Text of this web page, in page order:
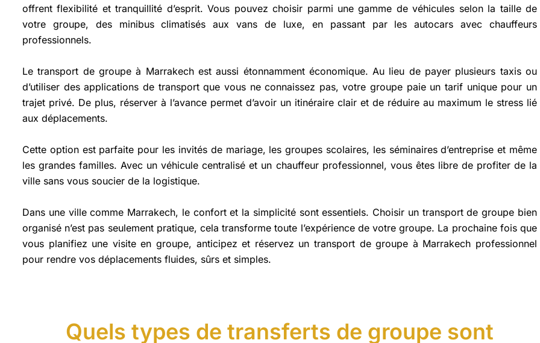
offrent flexibilité et tranquillité d’esprit. Vous pouvez choisir parmi une gamme de véhicules selon la taille de
votre groupe, des minibus climatisés aux vans de luxe, en passant par les autocars avec chauffeurs
professionnels.
Le transport de groupe à Marrakech est aussi étonnamment économique. Au lieu de payer plusieurs taxis ou
d’utiliser des applications de transport que vous ne connaissez pas, votre groupe paie un tarif unique pour un
trajet privé. De plus, réserver à l’avance permet d’avoir un itinéraire clair et de réduire au maximum le stress lié
aux déplacements.
Cette option est parfaite pour les invités de mariage, les groupes scolaires, les séminaires d’entreprise et même
les grandes familles. Avec un véhicule centralisé et un chauffeur professionnel, vous êtes libre de profiter de la
ville sans vous soucier de la logistique.
Dans une ville comme Marrakech, le confort et la simplicité sont essentiels. Choisir un transport de groupe bien
organisé n’est pas seulement pratique, cela transforme toute l’expérience de votre groupe. La prochaine fois que
vous planifiez une visite en groupe, anticipez et réservez un transport de groupe à Marrakech professionnel
pour rendre vos déplacements fluides, sûrs et simples.
Quels types de transferts de groupe sont